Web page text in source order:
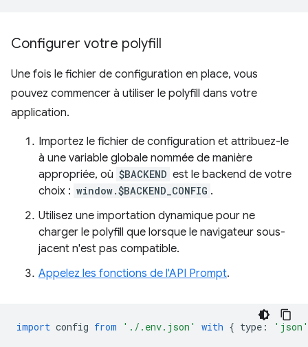
Configurer votre polyfill
Une fois le fichier de configuration en place, vous
pouvez commencer à utiliser le polyfill dans votre
application.
Importez le fichier de configuration et attribuez-le
à une variable globale nommée de manière
appropriée, où $BACKEND est le backend de votre
choix : window.$BACKEND_CONFIG .
Utilisez une importation dynamique pour ne
charger le polyfill que lorsque le navigateur sous-
jacent n'est pas compatible.
Appelez les fonctions de l'API Prompt.
import config from './.env.json' with { type : 'json'